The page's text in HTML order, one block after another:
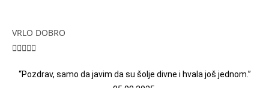
VRLO DOBRO

“Pozdrav, samo da javim da su šolje divne i hvala još jednom.”